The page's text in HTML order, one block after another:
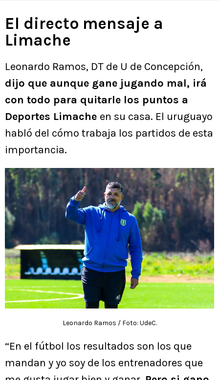
El directo mensaje a
Limache
Leonardo Ramos, DT de U de Concepción,
dijo que aunque gane jugando mal, irá
con todo para quitarle los puntos a
Deportes Limache en su casa. El uruguayo
habló del cómo trabaja los partidos de esta
importancia.
Leonardo Ramos / Foto: UdeC.
“En el fútbol los resultados son los que
mandan y yo soy de los entrenadores que